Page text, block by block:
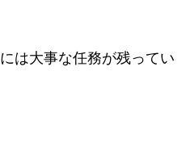
は大事な任務が残ってい